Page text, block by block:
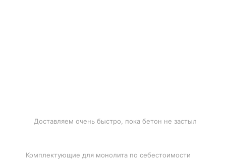
Доставляем очень быстро, пока бетон не застыл
Комплектующие для монолита по себестоимости